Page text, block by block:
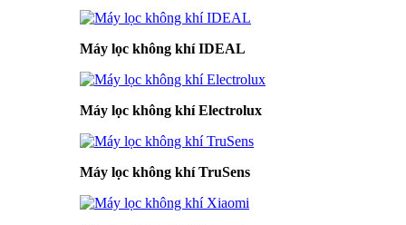
Máy lọc không khí IDEAL
Máy lọc không khí Electrolux
Máy lọc không khí TruSens